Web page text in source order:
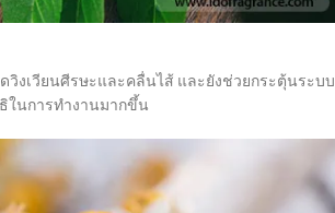
วิงเวียนศีรษะและคลื่นไส้ และยังช่วยกระตุ้นระบบ
ในการทำงานมากขึ้น